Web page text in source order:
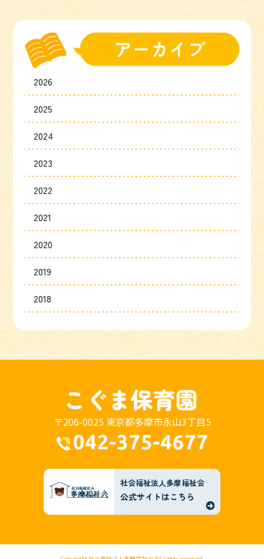
2026
2025
2024
2023
2022
2021
2020
2019
2018
〒206-0025 東京都多摩市永山3丁目5
社会福祉法人多摩福祉会
公式サイトはこちら